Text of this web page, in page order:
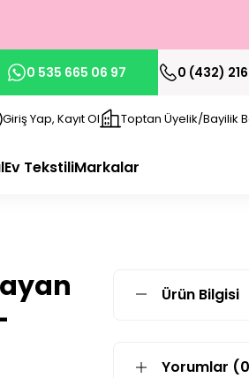
0 535 665 06 97 0 (432)
Giriş Yap, Kayıt Ol Toptan Üyelik/Bayilik
Ev TekstiliMarkalar
Ürün Bilgisi
Yorumlar